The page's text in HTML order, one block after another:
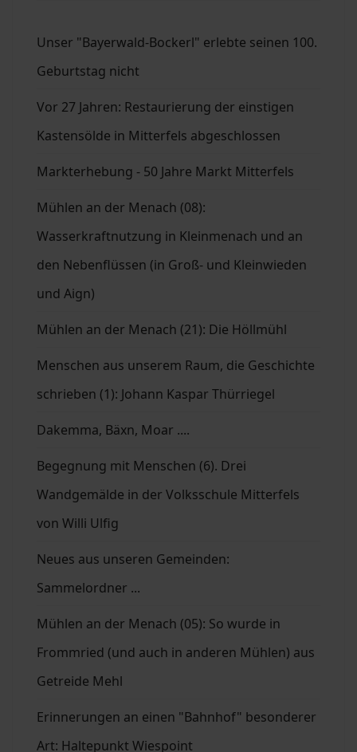
Unser "Bayerwald-Bockerl" erlebte seinen 100.
Geburtstag nicht
Vor 27 Jahren: Restaurierung der einstigen
Kastensölde in Mitterfels abgeschlossen
Markterhebung - 50 Jahre Markt Mitterfels
Mühlen an der Menach (08):
Wasserkraftnutzung in Kleinmenach und an
den Nebenflüssen (in Groß- und Kleinwieden
und Aign)
Mühlen an der Menach (21): Die Höllmühl
Menschen aus unserem Raum, die Geschichte
schrieben (1): Johann Kaspar Thürriegel
Dakemma, Bäxn, Moar ....
Begegnung mit Menschen (6). Drei
Wandgemälde in der Volksschule Mitterfels
von Willi Ulfig
Neues aus unseren Gemeinden:
Sammelordner ...
Mühlen an der Menach (05): So wurde in
Frommried (und auch in anderen Mühlen) aus
Getreide Mehl
Erinnerungen an einen "Bahnhof" besonderer
Art: Haltepunkt Wiespoint